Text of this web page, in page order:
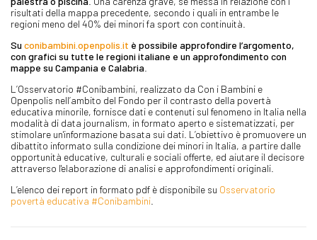
risultati della mappa precedente, secondo i quali in entrambe le
regioni meno del 40% dei minori fa sport con continuità.
Su conibambini.openpolis.it è possibile approfondire l’argomento,
con grafici su tutte le regioni italiane e un approfondimento con
mappe su Campania e Calabria
L’Osservatorio #Conibambini, realizzato da Con i Bambini e
Openpolis nell’ambito del Fondo per il contrasto della povertà
educativa minorile, fornisce dati e contenuti sul fenomeno in Italia nella
modalità di data journalism, in formato aperto e sistematizzati, per
stimolare un'informazione basata sui dati. L’obiettivo è promuovere un
dibattito informato sulla condizione dei minori in Italia, a partire dalle
opportunità educative, culturali e sociali offerte, ed aiutare il decisore
attraverso l'elaborazione di analisi e approfondimenti originali.
L’elenco dei report in formato pdf è disponibile su Osservatorio
povertà educativa #Conibambini